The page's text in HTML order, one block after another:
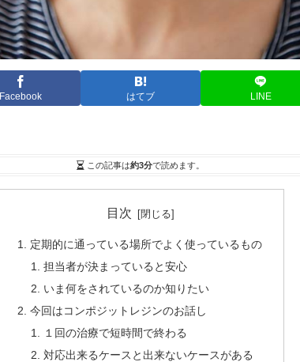
Facebook はてブ LINE
この記事は約3分で読めます。
目次
定期的に通っている場所でよく使っているもの
担当者が決まっていると安心
いま何をされているのか知りたい
今回はコンポジットレジンのお話し
１回の治療で短時間で終わる
対応出来るケースと出来ないケースがある